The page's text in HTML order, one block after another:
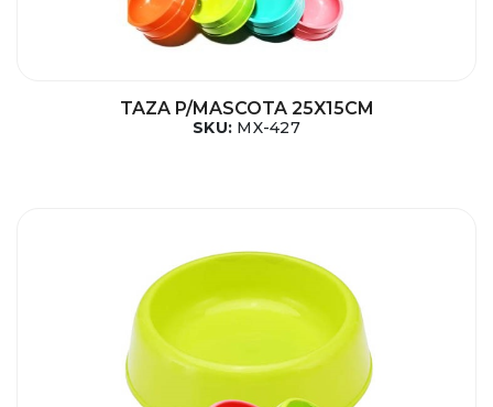
TAZA P/MASCOTA 25X15CM
SKU: MX-427